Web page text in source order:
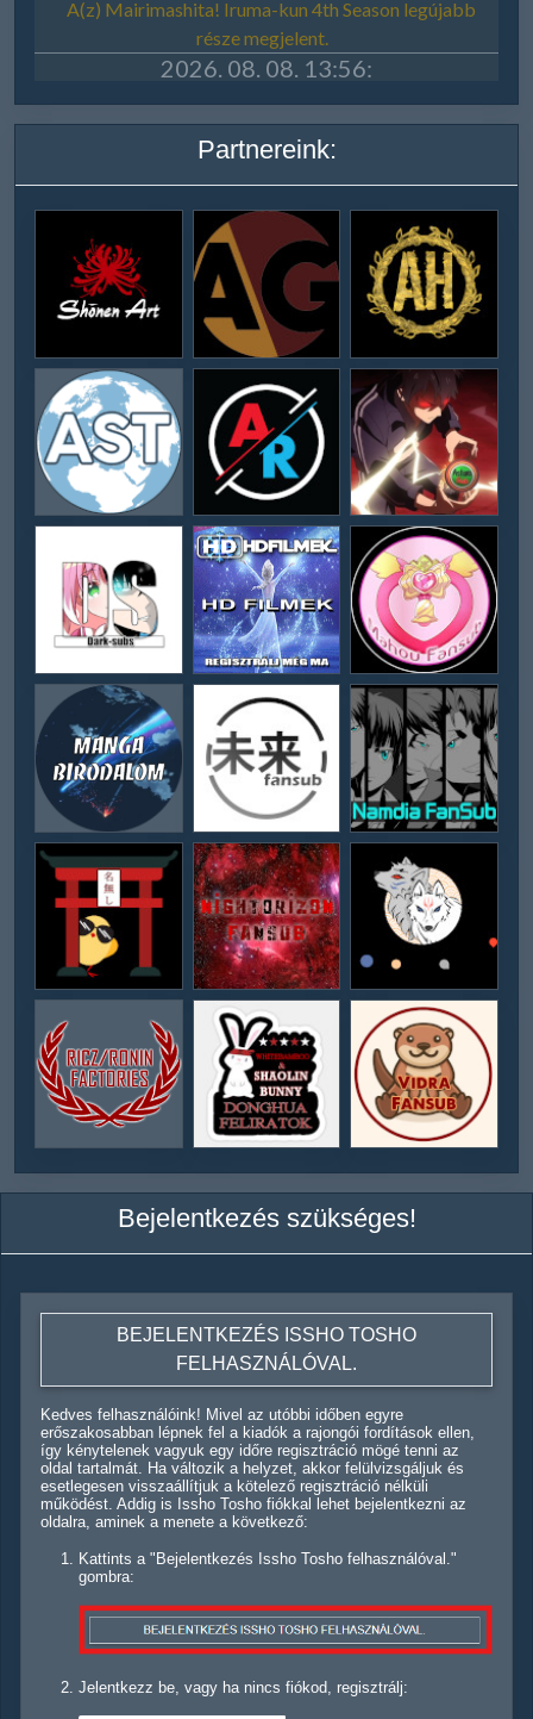
Partnereink:
Bejelentkezés szükséges!
BEJELENTKEZÉS ISSHO TOSHO
FELHASZNÁLÓVAL.
Kedves felhasználóink! Mivel az utóbbi időben egyre
erőszakosabban lépnek fel a kiadók a rajongói fordítások ellen,
így kénytelenek vagyuk egy időre regisztráció mögé tenni az
oldal tartalmát. Ha változik a helyzet, akkor felülvizsgáljuk és
esetlegesen visszaállítjuk a kötelező regisztráció nélküli
működést. Addig is Issho Tosho fiókkal lehet bejelentkezni az
oldalra, aminek a menete a következő:
Kattints a "Bejelentkezés Issho Tosho felhasználóval."
gombra:
Jelentkezz be, vagy ha nincs fiókod, regisztrálj: